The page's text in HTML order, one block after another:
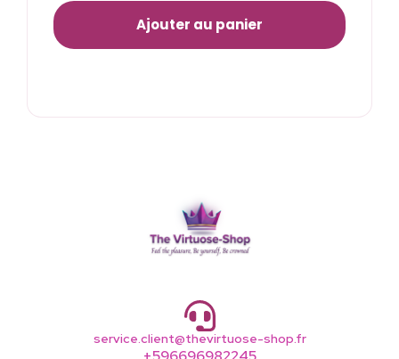
Ajouter au panier
service.client@thevirtuose-shop.fr